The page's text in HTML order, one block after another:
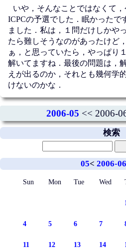
いや，そんなことではなくて
ICPCの予選でした．眠かったで
ました．私は，１問だけしかや
たら難しそうなのがあったけど
ぁ，と思っていたら，やっぱり
解いてますね．最後の問題は，
えが出るのか，それとも幾何学
けないのかな．
2006-05 << 2006-
検索
05< 2006-06
Sun Mon Tue Wed
4 5 6 7
11 12 13 14